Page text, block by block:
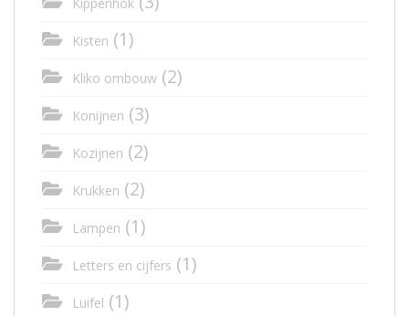
Kisten (1)
Kliko ombouw (2)
Konijnen (3)
Kozijnen (2)
Krukken (2)
Lampen (1)
Letters en cijfers (1)
Luifel (1)